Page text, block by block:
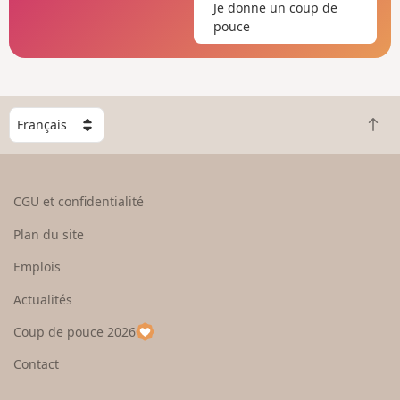
Je donne un coup de
pouce
C
h
o
e
u
p
a
R
e
CGU et confidentialité
Plan du site
Emplois
Actualités
Coup de pouce 2026
Contact